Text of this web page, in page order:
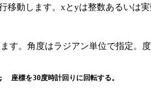
移動します。xとyは整数あるいは実
す。角度はラジアン単位で指定。